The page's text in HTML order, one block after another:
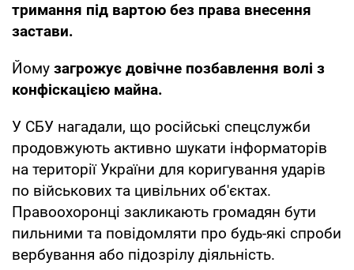
тримання під вартою без права внесення
застави.
Йому загрожує довічне позбавлення волі з
конфіскацією майна.
У СБУ нагадали, що російські спецслужби
продовжують активно шукати інформаторів
на території України для коригування ударів
по військових та цивільних об'єктах.
Правоохоронці закликають громадян бути
пильними та повідомляти про будь-які спроби
вербування або підозрілу діяльність.